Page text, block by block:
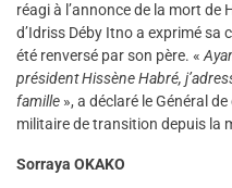
réagi à l’annonce de la mort de
d’Idriss Déby Itno a exprimé sa
été renversé par son père. «
président Hissène Habré,
famille », a déclaré le Général
militaire de transition depuis la
Sorraya OKAKO